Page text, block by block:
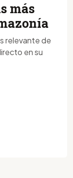
más
relevante de
en su